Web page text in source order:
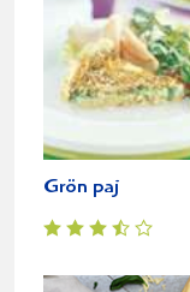
Grön paj